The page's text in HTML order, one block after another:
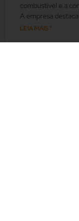
combustível e a
A empresa
LEIA MAIS "